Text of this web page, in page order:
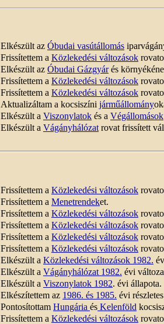
Elkészült az Óbudai vasútállomás
Frissítettem a Közlekedési változások
Elkészült az Óbudai Gázgyárés
Frissítettem a Közlekedési változások
Frissítettem a Közlekedési változások
Aktualizáltam a kocsiszíni járműállomány
Elkészült a Viszonylatok és a Végállomások
Elkészült a Vágányhálózat rovat frissített
Frissítettem a Közlekedési változások
Frissítettem a Menetrendeket.
Frissítettem a Közlekedési változások
Frissítettem a Közlekedési változások
Frissítettem a Közlekedési változások
Frissítettem a Közlekedési változások
Elkészült a Közlekedési változások 1982.
Elkészült a Vágányhálózat 1982. évi
Elkészült a Viszonylatok 1982. évi állapota.
Elkészítettem az 1986. és 1985. évi
Pontosítottam Hungária és Kelenföld
Frissítettem a Közlekedési változások